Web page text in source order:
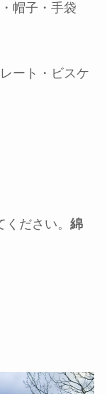
帽子・手袋
ート・ビスケ
ださい。 綿